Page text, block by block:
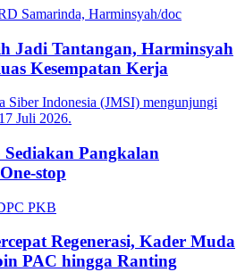
Jadi Tantangan, Harminsyah
Kesempatan Kerja
Pangkalan
stop
Regenerasi, Kader Muda
PAC hingga Ranting